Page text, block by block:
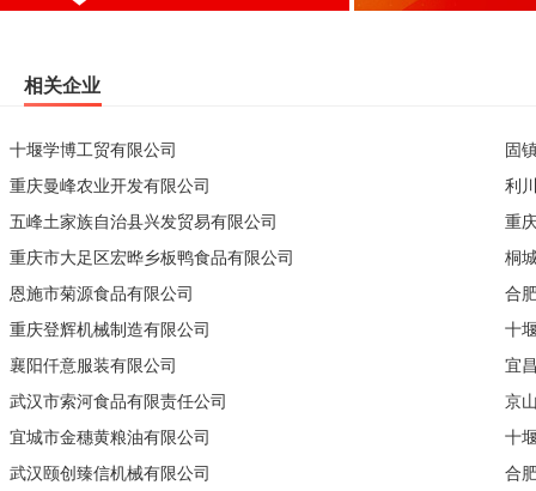
相关企业
十堰学博工贸有限公司
重庆曼峰农业开发有限公司
五峰土家族自治县兴发贸易有限公司
重庆市大足区宏晔乡板鸭食品有限公司
恩施市菊源食品有限公司
重庆登辉机械制造有限公司
襄阳仟意服装有限公司
武汉市索河食品有限责任公司
宜城市金穗黄粮油有限公司
武汉颐创臻信机械有限公司
固
利
重
桐
合
十
宜
京
十
合